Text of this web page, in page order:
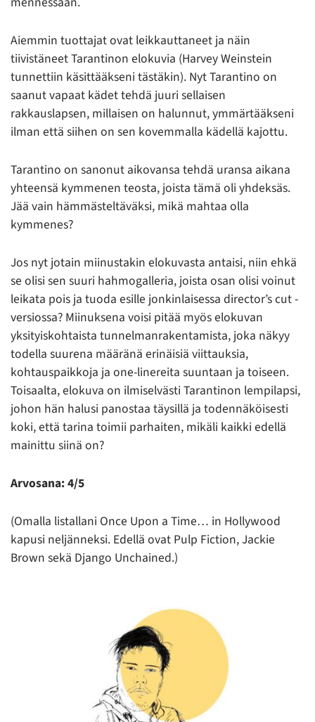
Aiemmin tuottajat ovat leikkauttaneet ja näin
tiivistäneet Tarantinon elokuvia (Harvey Weinstein
tunnettiin käsittääkseni tästäkin). Nyt Tarantino on
saanut vapaat kädet tehdä juuri sellaisen
rakkauslapsen, millaisen on halunnut, ymmärtääkseni
ilman että siihen on sen kovemmalla kädellä kajottu.
Tarantino on sanonut aikovansa tehdä uransa aikana
yhteensä kymmenen teosta, joista tämä oli yhdeksäs.
Jää vain hämmästeltäväksi, mikä mahtaa olla
kymmenes?
Jos nyt jotain miinustakin elokuvasta antaisi, niin ehkä
se olisi sen suuri hahmogalleria, joista osan olisi voinut
leikata pois ja tuoda esille jonkinlaisessa director’s cut -
versiossa? Miinuksena voisi pitää myös elokuvan
yksityiskohtaista tunnelmanrakentamista, joka näkyy
todella suurena määränä erinäisiä viittauksia,
kohtauspaikkoja ja one-linereita suuntaan ja toiseen.
Toisaalta, elokuva on ilmiselvästi Tarantinon lempilapsi,
johon hän halusi panostaa täysillä ja todennäköisesti
koki, että tarina toimii parhaiten, mikäli kaikki edellä
mainittu siinä on?
Arvosana: 4/5
(Omalla listallani Once Upon a Time… in Hollywood
kapusi neljänneksi. Edellä ovat Pulp Fiction, Jackie
Brown sekä Django Unchained.)